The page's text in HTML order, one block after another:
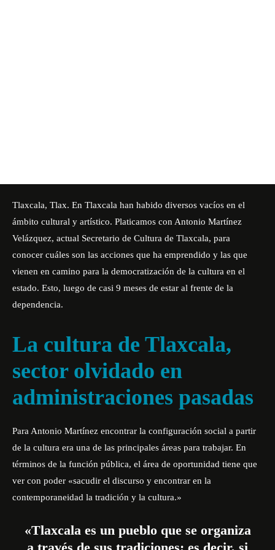
Tlaxcala, Tlax. En Tlaxcala han habido diversos vacíos en el
ámbito cultural y artístico. Platicamos con Antonio Martínez
Velázquez, actual Secretario de Cultura de Tlaxcala, para
conocer cuáles son las acciones que ha emprendido y las que
vienen en camino para la democratización de la cultura en el
estado. Esto, luego de casi 9 meses de estar al frente de la
dependencia.
La cultura de Tlaxcala,
sector olvidado en
administraciones pasadas
Para Antonio Martínez encontrar la configuración social a partir
de la cultura era una de las principales áreas para trabajar. En
términos de la función pública, el área de oportunidad tiene que
ver con poder «sacudir el discurso y encontrar en la
contemporaneidad la tradición y la cultura.»
«Tlaxcala es un pueblo que se organiza